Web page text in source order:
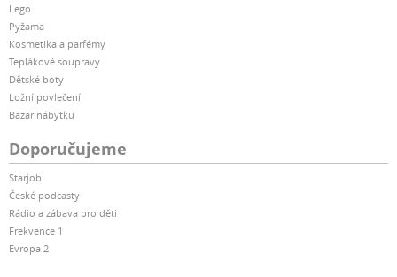
Lego
Pyžama
Kosmetika a parfémy
Teplákové soupravy
Dětské boty
Ložní povlečení
Bazar nábytku
Doporučujeme
Starjob
České podcasty
Rádio a zábava pro děti
Frekvence 1
Evropa 2